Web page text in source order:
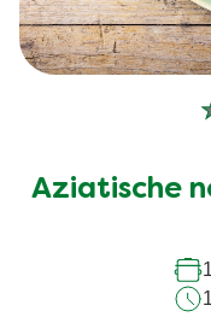
Aziatische